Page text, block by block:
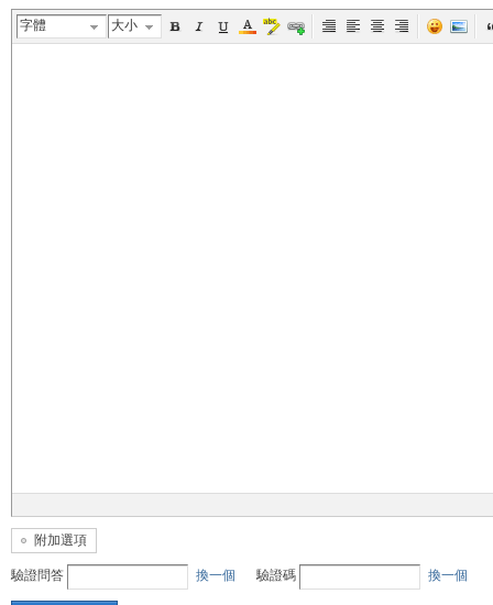
限
字體 大小
附加選項
驗證問答 換一個 驗證碼 換一個